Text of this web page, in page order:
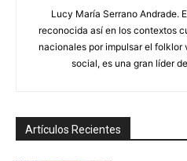
Lucy María Serrano Andrade.
reconocida así en los contextos
nacionales por impulsar el folklor
social, es una gran líder
Artículos Recientes